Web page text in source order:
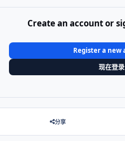
Create an account or
Register a new
现在登录
分享